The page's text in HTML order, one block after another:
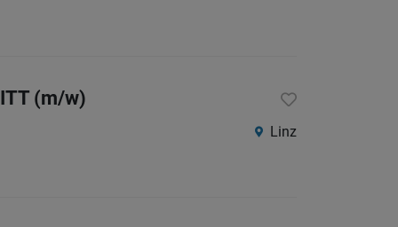
(m/w)
Linz